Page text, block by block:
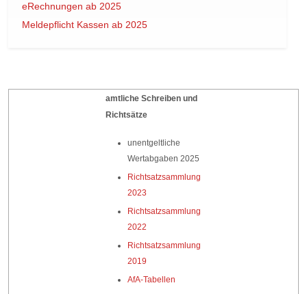
eRechnungen ab 2025
Meldepflicht Kassen ab 2025
amtliche Schreiben und
Richtsätze
unentgeltliche
Wertabgaben 2025
Richtsatzsammlung
2023
Richtsatzsammlung
2022
Richtsatzsammlung
2019
AfA-Tabellen